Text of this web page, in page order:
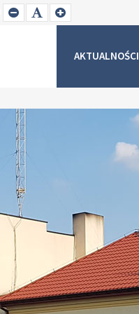
SET
SMALLER
SET
DEFAULT
SET
LARGER
AKTUALNOŚCI